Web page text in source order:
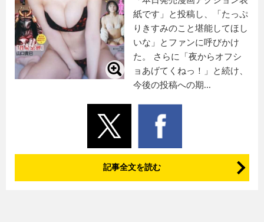
紙です」と投稿し、「たっぷ
りきすみのこと堪能してほし
いな」とファンに呼びかけ
た。 さらに「夜からオフシ
ョあげてくねっ！」と続け、
今後の投稿への期...
記事全文を読む